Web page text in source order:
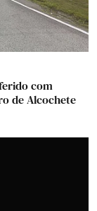
com
de Alcochete